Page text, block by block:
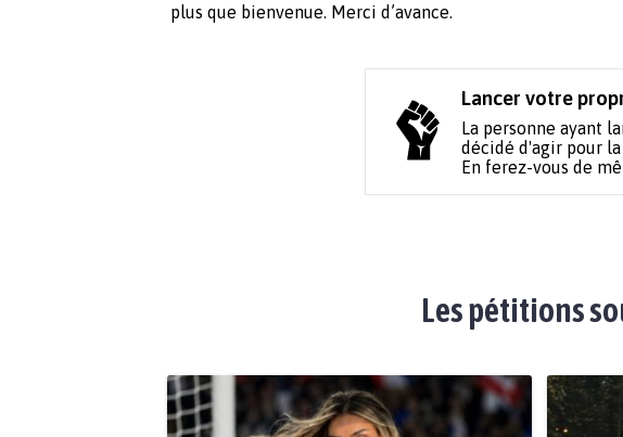
plus que bienvenue. Merci d’avance.
Lancer votre
La personne ayant
décidé d'agir pour
En ferez-vous de
Les pétitions